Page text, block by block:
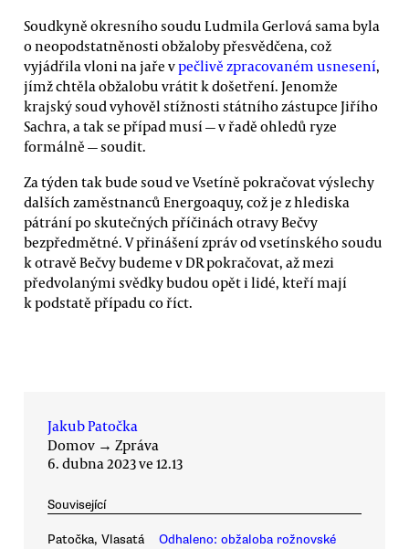
Soudkyně okresního soudu Ludmila Gerlová sama byla
o neopodstatněnosti obžaloby přesvědčena, což
vyjádřila vloni na jaře vpečlivě zpracovaném usnesení,
jímž chtěla obžalobu vrátit k došetření. Jenomže
krajský soud vyhověl stížnosti státního zástupce Jiřího
Sachra, a tak se případ musí — v řadě ohledů ryze
formálně — soudit.
Za týden tak bude soud ve Vsetíně pokračovat výslechy
dalších zaměstnanců Energoaquy, což je z hlediska
pátrání po skutečných příčinách otravy Bečvy
bezpředmětné. V přinášení zpráv od vsetínského soudu
k otravě Bečvy budeme v DR pokračovat, až mezi
předvolanými svědky budou opět i lidé, kteří mají
k podstatě případu co říct.
Jakub Patočka
Domov → Zpráva
6. dubna 2023 ve 12.13
Související
Patočka, Vlasatá
Odhaleno: obžaloba rožnovské